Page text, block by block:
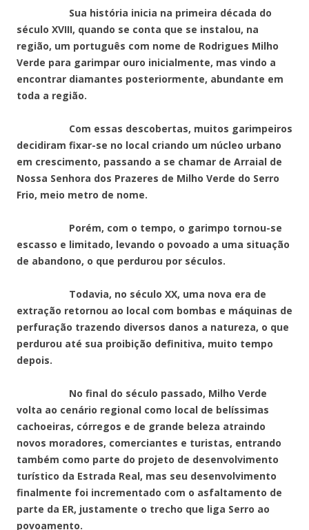
Sua história inicia na primeira década do
século XVIII, quando se conta que se instalou, na
região, um português com nome de Rodrigues Milho
Verde para garimpar ouro inicialmente, mas vindo a
encontrar diamantes posteriormente, abundante em
toda a região.
Com essas descobertas, muitos garimpeiros
decidiram fixar-se no local criando um núcleo urbano
em crescimento, passando a se chamar de Arraial de
Nossa Senhora dos Prazeres de Milho Verde do Serro
Frio, meio metro de nome.
Porém, com o tempo, o garimpo tornou-se
escasso e limitado, levando o povoado a uma situação
de abandono, o que perdurou por séculos.
Todavia, no século XX, uma nova era de
extração retornou ao local com bombas e máquinas de
perfuração trazendo diversos danos a natureza, o que
perdurou até sua proibição definitiva, muito tempo
depois.
No final do século passado, Milho Verde
volta ao cenário regional como local de belíssimas
cachoeiras, córregos e de grande beleza atraindo
novos moradores, comerciantes e turistas, entrando
também como parte do projeto de desenvolvimento
turístico da Estrada Real, mas seu desenvolvimento
finalmente foi incrementado com o asfaltamento de
parte da ER, justamente o trecho que liga Serro ao
povoamento.